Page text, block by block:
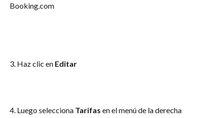
Booking.com
3. Haz clic en Editar
4. Luego selecciona Tarifas en el menú de la derecha